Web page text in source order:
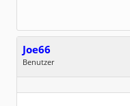
Joe66
Benutzer
Geschlecht:
keine Angabe
Dabei seit:
04 / 2025